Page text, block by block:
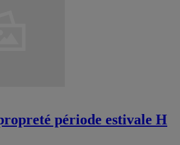
période estivale H